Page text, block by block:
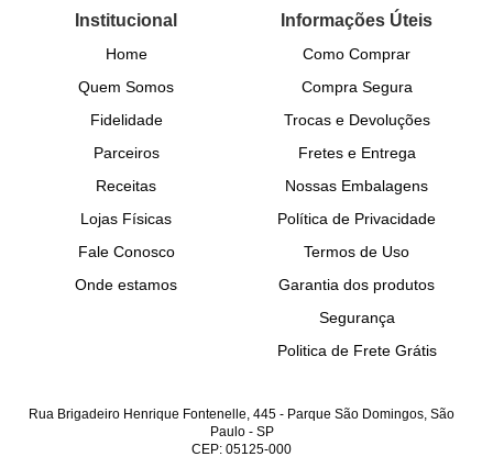
Institucional
Home
Quem Somos
Fidelidade
Parceiros
Receitas
Lojas Físicas
Fale Conosco
Onde estamos
Informações Úteis
Como Comprar
Compra Segura
Trocas e Devoluções
Fretes e Entrega
Nossas Embalagens
Política de Privacidade
Termos de Uso
Garantia dos produtos
Segurança
Politica de Frete Grátis
Rua Brigadeiro Henrique Fontenelle, 445 - Parque São Domingos, São
Paulo- SP
CEP: 05125-000